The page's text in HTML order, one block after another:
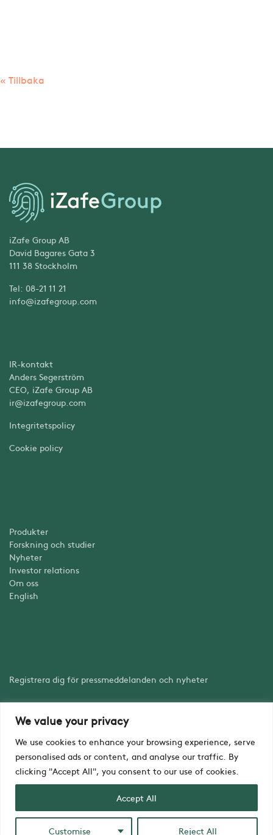
We value your privacy
We use cookies to enhance your browsing experience, serve
personalised ads or content, and analyse our traffic. By
clicking "Accept All", you consent to our use of cookies.
Customise Reject All
Accept All
« Tillbaka
iZafe Group AB
David Bagares Gata 3
111 38 Stockholm
Tel: 08-21 11 21
info@izafegroup.com
IR-kontakt
Anders Segerström
CEO, iZafe Group AB
ir@izafegroup.com
Integritetspolicy
Cookie policy
Produkter
Forskning och studier
Nyheter
Investor relations
Om oss
English
Registrera dig för pressmeddelanden och nyheter
Registrera dig